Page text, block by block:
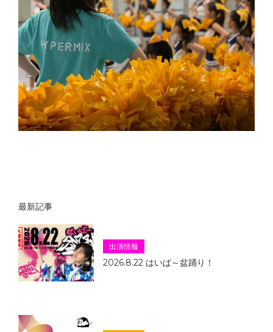
最新記事
出演情報
2026.8.22 はいぱ～盆踊り！